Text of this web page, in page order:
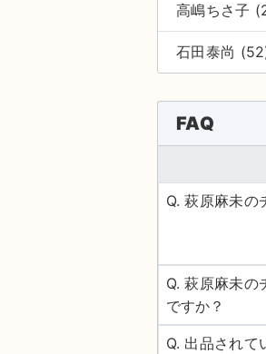
高嶋ちさ子
石田泰尚
FAQ
Q. 萩原麻未の
Q. 萩原麻未の
ですか？
Q. 出品されて